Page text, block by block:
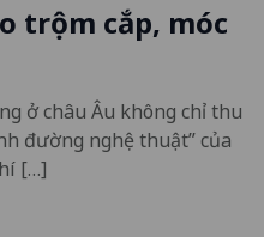
trộm cắp, móc
ở châu Âu không chỉ thu
đường nghệ thuật” của
[…]